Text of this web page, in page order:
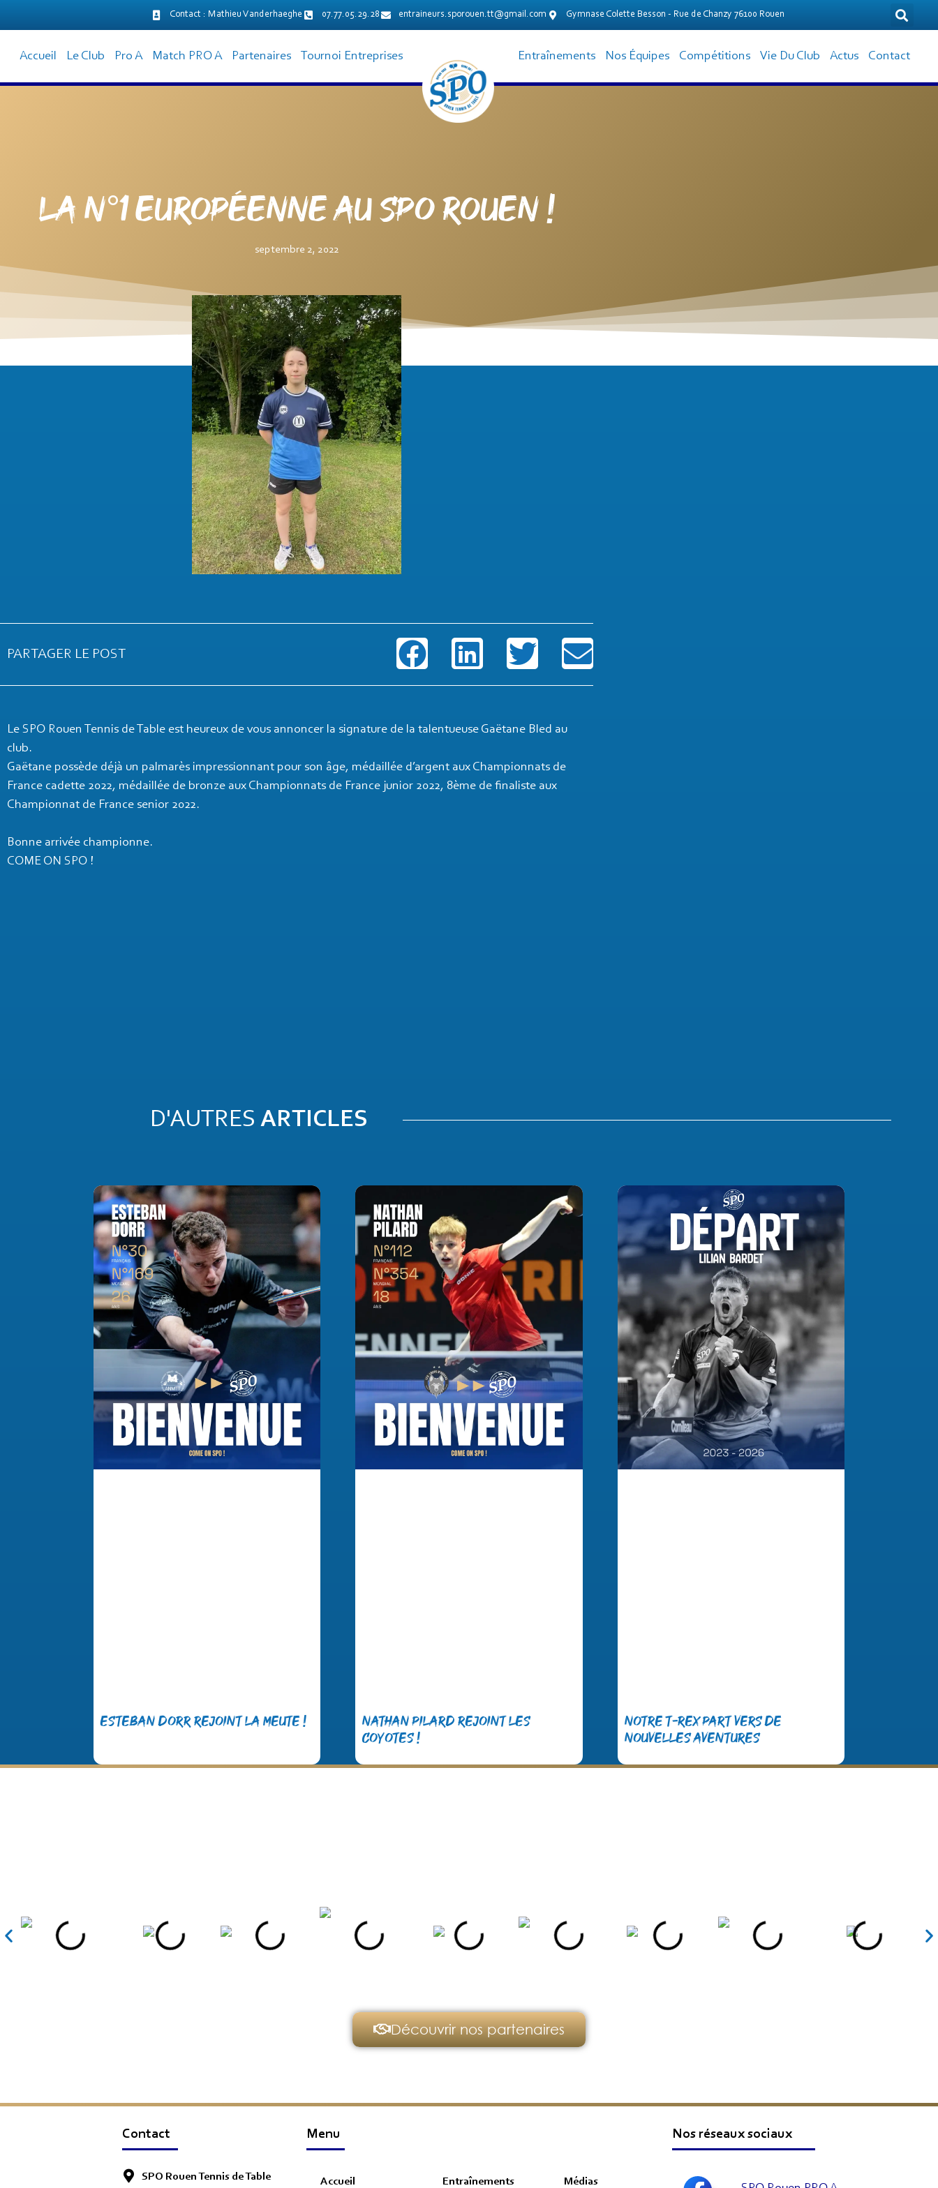
Contact : Mathieu Vanderhaeghe 07.77.05.29.28 entraineurs.sporouen.tt@gmail.com Gymnase Colette Besson - Rue de Chanzy 76100 Rouen
Accueil Le Club Pro A Match PRO A Partenaires Tournoi Entreprises Entraînements Nos Équipes Compétitions Vie Du Club Actus Contact
La N°1 européenne au SPO Rouen !
septembre 2, 2022
PARTAGER LE POST
Le SPO Rouen Tennis de Table est heureux de vous annoncer la signature de la talentueuse Gaëtane Bled au
club.
Gaëtane possède déjà un palmarès impressionnant pour son âge, médaillée d’argent aux Championnats de
France cadette 2022, médaillée de bronze aux Championnats de France junior 2022, 8ème de finaliste aux
Championnat de France senior 2022.
Bonne arrivée championne.
COME ON SPO !
D'AUTRESARTICLES
Esteban Dorr rejoint la meute !
Nathan Pilard rejoint les
Coyotes !
Notre T-Rex part vers de
nouvelles aventures
Découvrir nos partenaires
Contact
SPO Rouen Tennis de Table
Menu
Accueil Entraînements Médias
Nos réseaux sociaux